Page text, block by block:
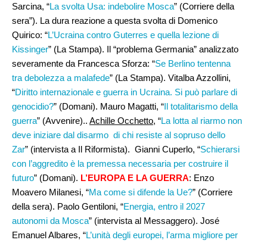
Sarcina, “La svolta Usa: indebolire Mosca” (Corriere della
sera”). La dura reazione a questa svolta di Domenico
Quirico: “L’Ucraina contro Guterres e quella lezione di
Kissinger” (La Stampa). Il “problema Germania” analizzato
severamente da Francesca Sforza: “Se Berlino tentenna
tra debolezza a malafede” (La Stampa). Vitalba Azzollini,
“Diritto internazionale e guerra in Ucraina. Si può parlare di
genocidio?” (Domani). Mauro Magatti, “Il totalitarismo della
guerra” (Avvenire).. Achille Occhetto, “La lotta al riarmo non
deve iniziare dal disarmo di chi resiste al sopruso dello
Zar” (intervista a Il Riformista). Gianni Cuperlo, “Schierarsi
con l’aggredito è la premessa necessaria per costruire il
futuro” (Domani). L’EUROPA E LA GUERRA: Enzo
Moavero Milanesi, “Ma come si difende la Ue?” (Corriere
della sera). Paolo Gentiloni, “Energia, entro il 2027
autonomi da Mosca” (intervista al Messaggero). José
Emanuel Albares, “L’unità degli europei, l’arma migliore per